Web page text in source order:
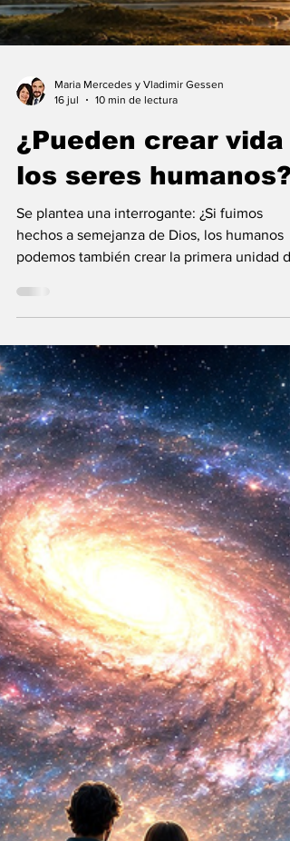
16 jul
10 min de lectura
¿Pueden crear vida
los seres humanos?
Se plantea una interrogante: ¿Si fuimos
la existencia?... “SpudCell”, una célula
sintética desarrollada en laboratorio abre
nueva era científica que desafía nuestras
ideas sobre la creación... ¿Podemos crear
biológica? Durante siglos creímos que la
mayor aspiración de la inteligencia humana
consistía en comprender la vida. Hoy
comienza a aparecer una posibilidad todavía
más desconcer